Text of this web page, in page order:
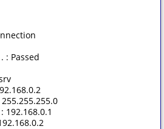
: Passed
192.168.0.1